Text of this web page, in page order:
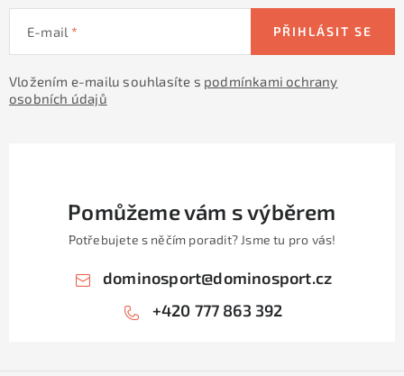
E-mail
Vložením e-mailu souhlasíte s podmínkami ochrany
osobních údajů
PŘIHLÁSIT SE
Pomůžeme vám s výběrem
Potřebujete s něčím poradit? Jsme tu pro vás!
dominosport@dominosport.cz
+420 777 863 392